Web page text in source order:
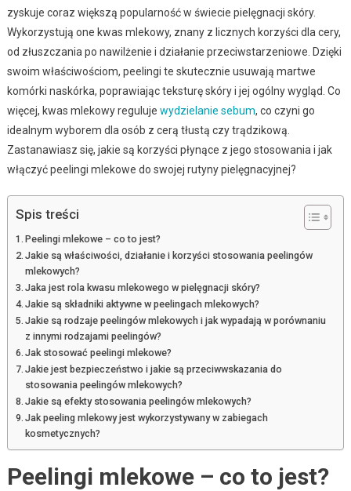
zyskuje coraz większą popularność w świecie pielęgnacji skóry.
Wykorzystują one kwas mlekowy, znany z licznych korzyści dla cery,
od złuszczania po nawilżenie i działanie przeciwstarzeniowe. Dzięki
swoim właściwościom, peelingi te skutecznie usuwają martwe
komórki naskórka, poprawiając teksturę skóry i jej ogólny wygląd. Co
więcej, kwas mlekowy reguluje wydzielanie sebum, co czyni go
idealnym wyborem dla osób z cerą tłustą czy trądzikową.
Zastanawiasz się, jakie są korzyści płynące z jego stosowania i jak
włączyć peelingi mlekowe do swojej rutyny pielęgnacyjnej?
Spis treści
Peelingi mlekowe – co to jest?
Jakie są właściwości, działanie i korzyści stosowania peelingów
mlekowych?
Jaka jest rola kwasu mlekowego w pielęgnacji skóry?
Jakie są składniki aktywne w peelingach mlekowych?
Jakie są rodzaje peelingów mlekowych i jak wypadają w porównaniu
z innymi rodzajami peelingów?
Jak stosować peelingi mlekowe?
Jakie jest bezpieczeństwo i jakie są przeciwwskazania do
stosowania peelingów mlekowych?
Jakie są efekty stosowania peelingów mlekowych?
Jak peeling mlekowy jest wykorzystywany w zabiegach
kosmetycznych?
Peelingi mlekowe – co to jest?